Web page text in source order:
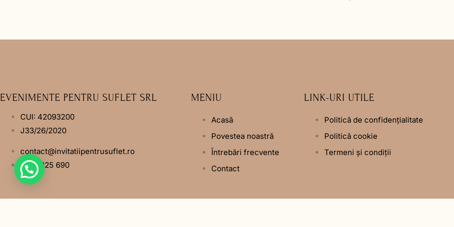
EVENIMENTE PENTRU SUFLET SRL
CUI: 42093200
J33/26/2020
contact@invitatiipentrusuflet.ro
0748 825 690
MENIU
Acasă
Povestea noastră
Întrebări frecvente
Contact
LINK-URI UTILE
Politică de confidențialitate
Politică cookie
Termeni și condiții